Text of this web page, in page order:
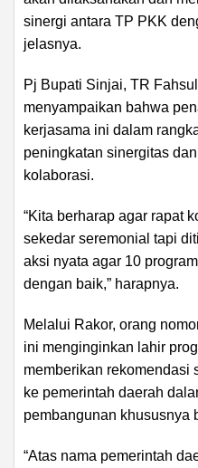
sinergi antara TP PKK
jelasnya.
Pj Bupati Sinjai, TR
menyampaikan bahwa
kerjasama ini dalam
peningkatan sinergitas
kolaborasi.
“Kita berharap agar rapat
sekedar seremonial tapi
aksi nyata agar 10
dengan baik,” harapnya.
Melalui Rakor, orang
ini menginginkan lahir
memberikan rekomendasi
ke pemerintah daerah
pembangunan khususnya
“Atas nama pemerintah